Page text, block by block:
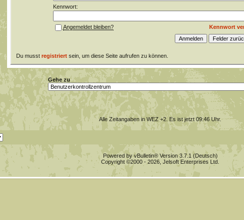
Kennwort:
Kennwort
Angemeldet bleiben?
Du musst registriertsein, um diese Seite aufrufen zu können.
Gehe zu
Alle Zeitangaben in WEZ +2. Es ist jetzt09:46Uhr.
Powered by vBulletin® Version 3.7.1 (Deutsch)
Copyright ©2000 - 2026, Jelsoft Enterprises Ltd.